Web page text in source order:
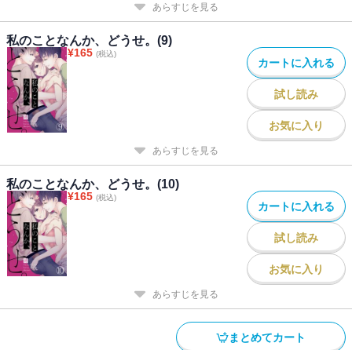
あらすじを見る
私のことなんか、どうせ。(9)
¥165 (税込)
カートに入れる
試し読み
お気に入り
あらすじを見る
私のことなんか、どうせ。(10)
¥165 (税込)
カートに入れる
試し読み
お気に入り
あらすじを見る
まとめてカート